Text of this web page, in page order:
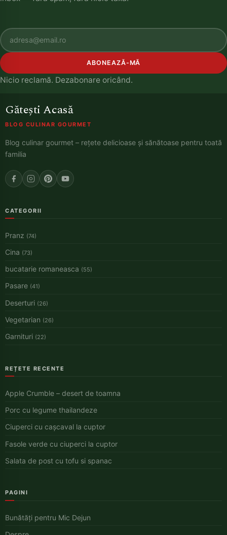
ABONEAZĂ-MĂ
Nicio reclamă. Dezabonare oricând.
Gătești Acasă
BLOG CULINAR GOURMET
Blog culinar gourmet – rețete delicioase și sănătoase pentru toată
familia
CATEGORII
Pranz (74)
Cina (73)
bucatarie romaneasca (55)
Pasare (41)
Deserturi (26)
Vegetarian (26)
Garnituri (22)
REȚETE RECENTE
Apple Crumble – desert de toamna
Porc cu legume thailandeze
Ciuperci cu cașcaval la cuptor
Fasole verde cu ciuperci la cuptor
Salata de post cu tofu si spanac
PAGINI
Bunătăți pentru Mic Dejun